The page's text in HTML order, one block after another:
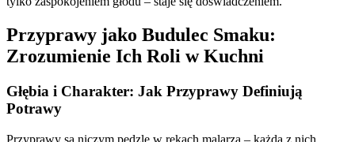
Przyprawy jako Budulec Smaku:
Zrozumienie Ich Roli w Kuchni
Głębia i Charakter: Jak Przyprawy Definiują
Potrawy
Przyprawy są niczym pędzle w rękach malarza – każda z nich